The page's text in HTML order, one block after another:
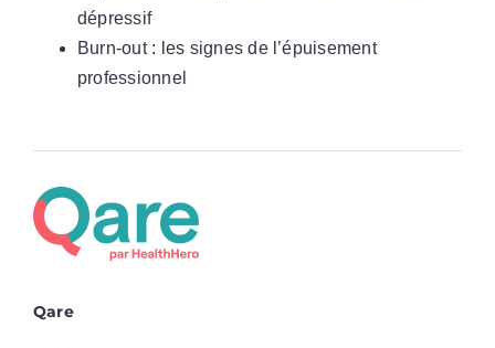
dépressif
Burn-out : les signes de l’épuisement
professionnel
Qare